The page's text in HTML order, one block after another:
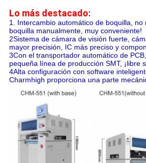
Lo más destacado:
1. Intercambio automático de boquilla, no
boquilla manualmente, muy conveniente!
2Sistema de cámara de visión fuerte,
mayor precisión, IC más preciso y
3Con el transportador automático de
pequeña línea de producción SMT, ¡libre
4Alta configuración con software
Charmhigh proporciona una parte